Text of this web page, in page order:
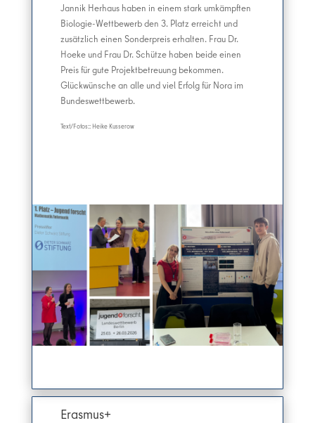
Jannik Herhaus haben in einem stark umkämpften
Biologie-Wettbewerb den 3. Platz erreicht und
zusätzlich einen Sonderpreis erhalten. Frau Dr.
Hoeke und Frau Dr. Schütze haben beide einen
Preis für gute Projektbetreuung bekommen.
Glückwünsche an alle und viel Erfolg für Nora im
Bundeswettbewerb.
Text/Fotos:: Heike Kusserow
Erasmus+